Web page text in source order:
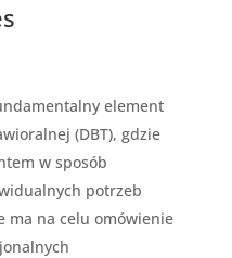
element
(DBT), gdzie
w sposób
potrzeb
ma na celu omówienie